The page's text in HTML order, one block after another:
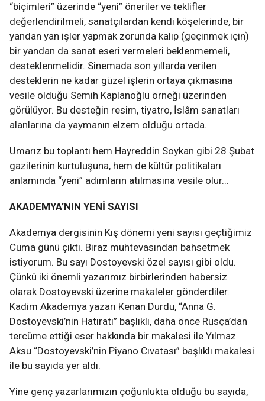
“biçimleri” üzerinde “yeni” öneriler ve teklifler
değerlendirilmeli, sanatçılardan kendi köşelerinde, bir
yandan yan işler yapmak zorunda kalıp (geçinmek için)
bir yandan da sanat eseri vermeleri beklenmemeli,
desteklenmelidir. Sinemada son yıllarda verilen
desteklerin ne kadar güzel işlerin ortaya çıkmasına
vesile olduğu Semih Kaplanoğlu örneği üzerinden
görülüyor. Bu desteğin resim, tiyatro, İslâm sanatları
alanlarına da yaymanın elzem olduğu ortada.
Umarız bu toplantı hem Hayreddin Soykan gibi 28 Şubat
gazilerinin kurtuluşuna, hem de kültür politikaları
anlamında “yeni” adımların atılmasına vesile olur…
AKADEMYA’NIN YENİ SAYISI
Akademya dergisinin Kış dönemi yeni sayısı geçtiğimiz
Cuma günü çıktı. Biraz muhtevasından bahsetmek
istiyorum. Bu sayı Dostoyevski özel sayısı gibi oldu.
Çünkü iki önemli yazarımız birbirlerinden habersiz
olarak Dostoyevski üzerine makaleler gönderdiler.
Kadim Akademya yazarı Kenan Durdu, “Anna G.
Dostoyevski’nin Hatıratı” başlıklı, daha önce Rusça’dan
tercüme ettiği eser hakkında bir makalesi ile Yılmaz
Aksu “Dostoyevski’nin Piyano Cıvatası” başlıklı makalesi
ile bu sayıda yer aldı.
Yine genç yazarlarımızın çoğunlukta olduğu bu sayıda,